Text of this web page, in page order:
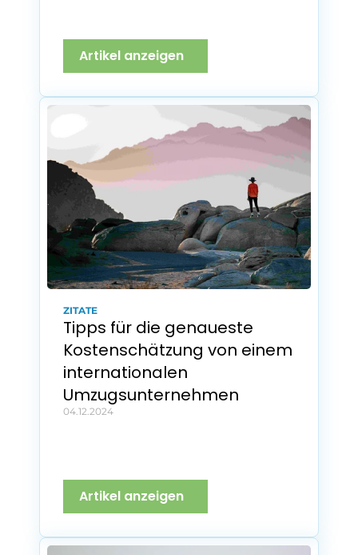
Artikel anzeigen
ZITATE
Tipps für die genaueste
Kostenschätzung von einem
internationalen
Umzugsunternehmen
04.12.2024
Artikel anzeigen